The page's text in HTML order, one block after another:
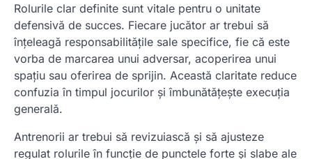
Rolurile clar definite sunt vitale pentru o unitate
defensivă de succes. Fiecare jucător ar trebui să
înțeleagă responsabilitățile sale specifice, fie că este
vorba de marcarea unui adversar, acoperirea unui
spațiu sau oferirea de sprijin. Această claritate reduce
confuzia în timpul jocurilor și îmbunătățește execuția
generală.
Antrenorii ar trebui să revizuiască și să ajusteze
regulat rolurile în funcție de punctele forte și slabe ale